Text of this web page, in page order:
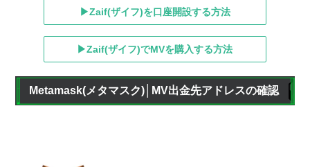
▶Zaif(ザイフ)を口座開設する方法
▶Zaif(ザイフ)でMVを購入する方法
Metamask(メタマスク)│MV出金先アドレスの確認